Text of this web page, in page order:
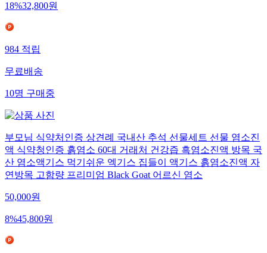
18%32,800원
984 적립
무료배송
10명 구매중
부모님 식약처인증 상견례 국내산 추석 선물세트 선물 염소진
액 식약청인증 흙염소 60대 거래처 건강즙 흑염소진액 방목 국
산 염소액기스 먹기쉬운 엑기스 집들이 액기스 흙염소진액 자
연방목 고함량 프리미엄 Black Goat 어르신 염소
50,000원
8%45,800원